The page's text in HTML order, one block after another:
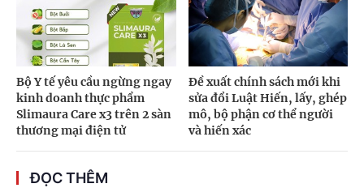
Bộ Y tế yêu cầu ngừng ngay
kinh doanh thực phẩm
Slimaura Care x3 trên 2 sàn
thương mại điện tử
Đề xuất chính sách mới khi
sửa đổi Luật Hiến, lấy, ghép
mô, bộ phận cơ thể người
và hiến xác
ĐỌC THÊM